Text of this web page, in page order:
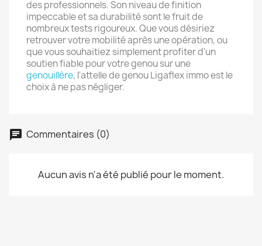
des professionnels. Son niveau de finition
impeccable et sa durabilité sont le fruit de
nombreux tests rigoureux. Que vous désiriez
retrouver votre mobilité après une opération, ou
que vous souhaitiez simplement profiter d'un
soutien fiable pour votre genou sur une
genouillère, l'attelle de genou Ligaflex immo est le
choix à ne pas négliger.
Commentaires (0)
Aucun avis n'a été publié pour le moment.
Nom de la liste d'envies